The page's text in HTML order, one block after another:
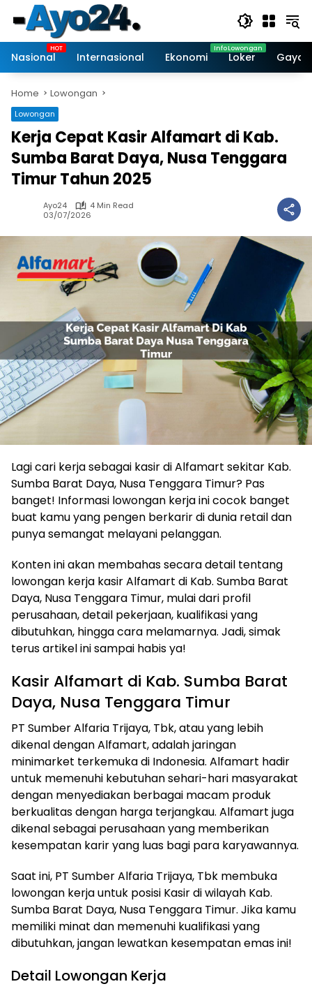
content
Nasional
Internasional Ekonomi Loker Gaya
Home Lowongan
Lowongan
Kerja Cepat Kasir Alfamart di Kab.
Sumba Barat Daya, Nusa Tenggara
Timur Tahun 2025
Ayo24
4 Min Read
03/07/2026
Lagi cari kerja sebagai kasir di Alfamart sekitar Kab.
Sumba Barat Daya, Nusa Tenggara Timur? Pas
banget! Informasi lowongan kerja ini cocok banget
buat kamu yang pengen berkarir di dunia retail dan
punya semangat melayani pelanggan.
Konten ini akan membahas secara detail tentang
lowongan kerja kasir Alfamart di Kab. Sumba Barat
Daya, Nusa Tenggara Timur, mulai dari profil
perusahaan, detail pekerjaan, kualifikasi yang
dibutuhkan, hingga cara melamarnya. Jadi, simak
terus artikel ini sampai habis ya!
Kasir Alfamart di Kab. Sumba Barat
Daya, Nusa Tenggara Timur
PT Sumber Alfaria Trijaya, Tbk, atau yang lebih
dikenal dengan Alfamart, adalah jaringan
minimarket terkemuka di Indonesia. Alfamart hadir
untuk memenuhi kebutuhan sehari-hari masyarakat
dengan menyediakan berbagai macam produk
berkualitas dengan harga terjangkau. Alfamart juga
dikenal sebagai perusahaan yang memberikan
kesempatan karir yang luas bagi para karyawannya.
Saat ini, PT Sumber Alfaria Trijaya, Tbk membuka
lowongan kerja untuk posisi Kasir di wilayah Kab.
Sumba Barat Daya, Nusa Tenggara Timur. Jika kamu
memiliki minat dan memenuhi kualifikasi yang
dibutuhkan, jangan lewatkan kesempatan emas ini!
Detail Lowongan Kerja